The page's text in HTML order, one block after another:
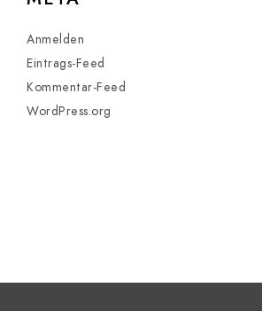
Anmelden
Eintrags-Feed
Kommentar-Feed
WordPress.org